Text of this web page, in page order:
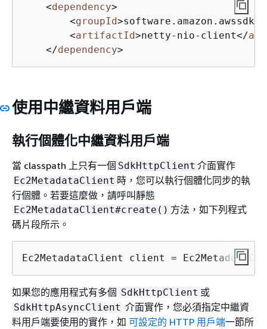
<dependency>
<groupId>software.amazon.awssdk
<artifactId>netty-nio-client</
</dependency>
使用中繼資料用戶端
執行個體化中繼資料用戶端
當 classpath 上只有一個 SdkHttpClient 介面實作
Ec2MetadataClient 時，您可以執行個體化同步的執
行個體。若要這麼做，請呼叫靜態
Ec2MetadataClient#create() 方法，如下列程式
碼片段所示。
Ec2MetadataClient client =
如果您的應用程式有多個 SdkHttpClient 或
SdkHttpAsyncClient 介面實作，您必須指定中繼資
料用戶端要使用的實作，如 可設定的 HTTP 用戶端一節所